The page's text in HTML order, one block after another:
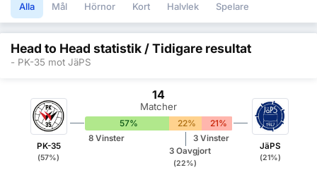
Alla Mål Hörnor Kort Halvlek Spelare
Head to Head statistik / Tidigare resultat
- PK-35 mot JäPS
PK-35
(57%)
14
Matcher
57% 22% 21%
8 Vinster
3 Oavgjort
(22%)
3 Vinster
JäPS
(21%)